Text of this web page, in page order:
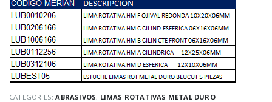
CATEGORIES:ABRASIVOS, LIMAS ROTATIVAS METAL DURO
2019/07/1-
May read more